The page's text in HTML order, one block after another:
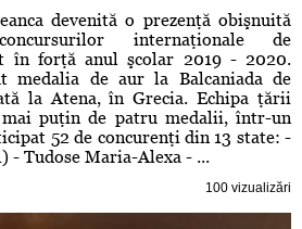
devenită o prezenţă obişnuită
internaţionale de
în forţă anul şcolar 2019 - 2020.
medalia de aur la Balcaniada de
la Atena, în Grecia. Echipa ţării
puţin de patru medalii, într-un
52 de concurenţi din 13 state: -
- Tudose Maria-Alexa - ...
100 vizualizări